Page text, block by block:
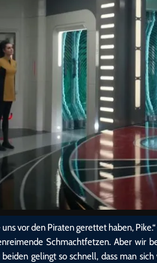
uns vor den Piraten gerettet haben,
Schmachtfetzen. Aber wir
beiden gelingt so schnell, dass man